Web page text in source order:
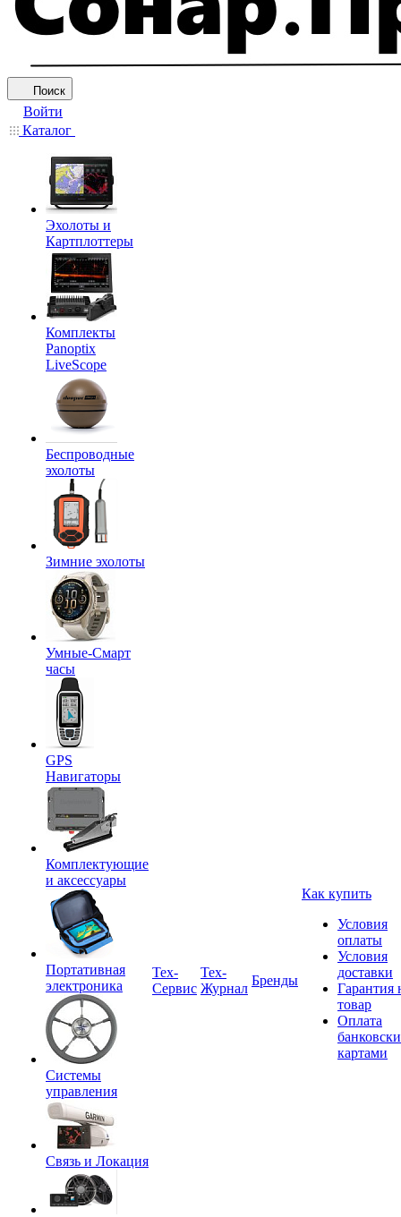
Поиск
Войти
Каталог
Эхолоты и
Картплоттеры
Комплекты
Panoptix
LiveScope
Беспроводные
эхолоты
Зимние эхолоты
Умные-Смарт
часы
GPS
Навигаторы
Комплектующие
и аксессуары
Портативная
электроника
Системы
управления
Связь и Локация
Tex-
Сервис
Тех-
Журнал
Бренды
Как купить
Условия
оплаты
Условия
доставки
Гарантия
товар
Оплата
картами